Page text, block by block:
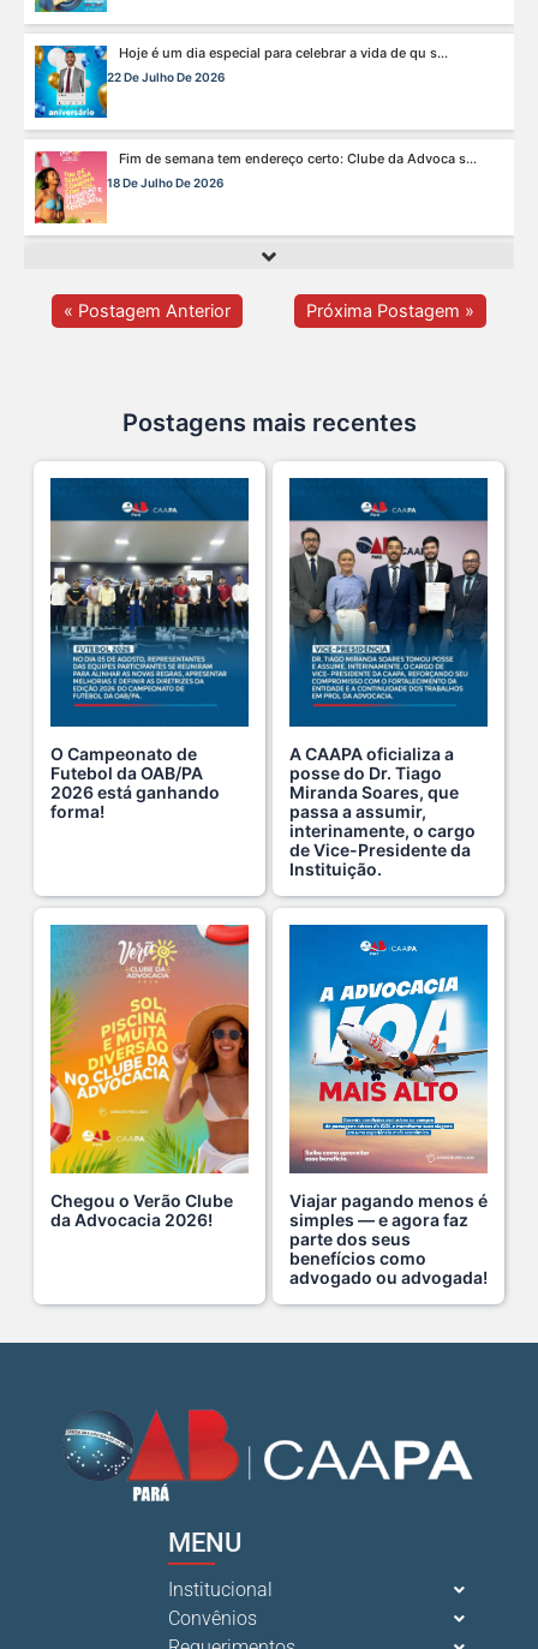
Fim de semana tem endereço certo: Clube da Advoca s...
18 De Julho De 2026
A saúde da mulher merece atenção especial em to s...
17 De Julho De 2026
Na manhã de ontem, 14/07, o diretor de saúde da s...
O domingo perfeito tem endereço certo: Clube da A s...
12 De Julho De 2026
O verão chegou, e o Clube da Advocacia está de p s...
10 De Julho De 2026
Ganhar tempo, automatizar tarefas e aumentar a pro s...
7 De Julho De 2026
Viajar pagando menos é simples — e agora faz pa s...
Domingo no Clube da Advocacia!
26 De Julho De 2026
Hoje é um dia especial para celebrar a vida de qu s...
22 De Julho De 2026
Fim de semana tem endereço certo: Clube da Advoca s...
18 De Julho De 2026
A saúde da mulher merece atenção especial em to s...
15 De Julho De 2026
Cuidar da mente também é cuidar da carreira.
13 De Julho De 2026
O domingo perfeito tem endereço certo: Clube da A s...
12 De Julho De 2026
O verão chegou, e o Clube da Advocacia está de p s...
« Postagem Anterior Próxima Postagem »
Postagens mais recentes
O Campeonato de
Futebol da OAB/PA
2026 está ganhando
forma!
A CAAPA oficializa a
posse do Dr. Tiago
Miranda Soares, que
passa a assumir,
interinamente, o cargo
de Vice-Presidente da
Instituição.
Chegou o Verão Clube
da Advocacia 2026!
Viajar pagando menos é
simples — e agora faz
parte dos seus
benefícios como
advogado ou advogada!
MENU
Institucional
Convênios